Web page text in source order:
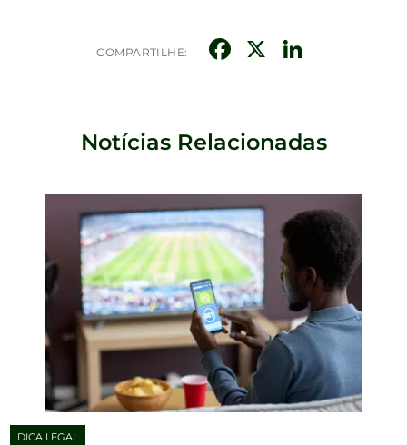
COMPARTILHE: Facebook
X
Notícias Relacionadas
DICA LEGAL